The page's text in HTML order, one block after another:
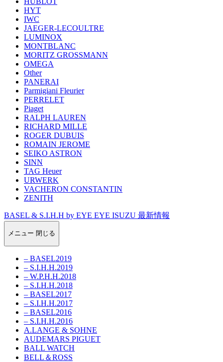
HYT
IWC
JAEGER-LECOULTRE
LUMINOX
MONTBLANC
MORITZ GROSSMANN
OMEGA
Other
PANERAI
Parmigiani Fleurier
PERRELET
Piaget
RALPH LAUREN
RICHARD MILLE
ROGER DUBUIS
ROMAIN JEROME
SEIKO ASTRON
SINN
TAG Heuer
URWERK
VACHERON CONSTANTIN
ZENITH
BASEL & S.I.H.H by EYE EYE ISUZU 最新情報
メニュー 閉じる
– BASEL2019
– S.I.H.H.2019
– W.P.H.H.2018
– S.I.H.H.2018
– BASEL2017
– S.I.H.H.2017
– BASEL2016
– S.I.H.H.2016
A.LANGE & SOHNE
AUDEMARS PIGUET
BALL WATCH
BELL＆ROSS